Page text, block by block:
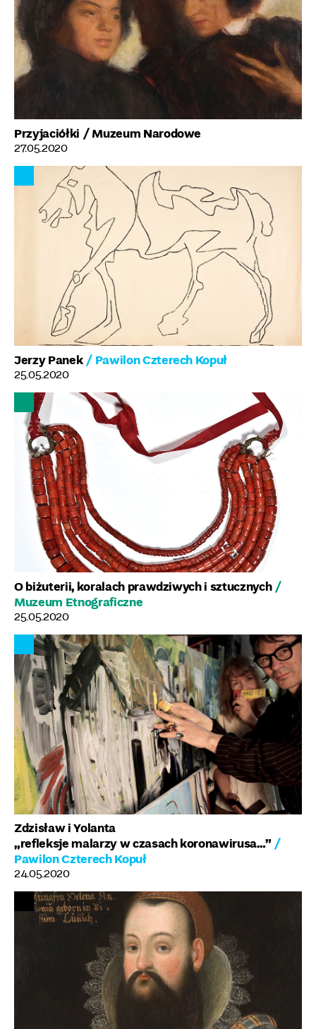
Przyjaciółki / Muzeum Narodowe
27.05.2020
Jerzy Panek / Pawilon Czterech Kopuł
25.05.2020
O biżuterii, koralach prawdziwych i sztucznych /
Muzeum Etnograficzne
25.05.2020
Zdzisław i Yolanta
„refleksje malarzy w czasach koronawirusa…” /
Pawilon Czterech Kopuł
24.05.2020